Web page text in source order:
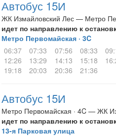
Автобус 15И
ЖК Измайловский Лес — Метро
идет по направлению к
Метро Первомайская · 3C
06:37
07:33 07:56 08:33
12:26
13:29 14:13 15:18
19:18
20:03 20:36 21:36
Автобус 15И
Метро Первомайская · 4C — ЖК
идет по направлению к
13-я Парковая улица